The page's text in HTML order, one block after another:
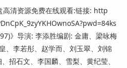
高清资源免费在线观看:链接: http
》导演: 李添胜编剧: 金庸、梁咏梅
、李若彤、赵学而、刘玉翠、刘锦
招石文、李国麟、雪梨、黄纪莹、